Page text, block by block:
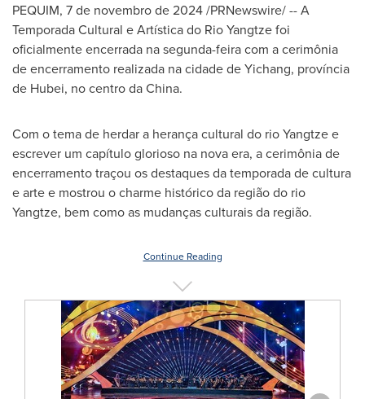
PEQUIM, 7 de novembro de 2024/PRNewswire/ -- A
Temporada Cultural e Artística do Rio Yangtze foi
oficialmente encerrada na segunda-feira com a cerimônia
de encerramento realizada na cidade de Yichang, província
de Hubei, no centro daChina.
Com o tema de herdar a herança cultural do rio Yangtze e
escrever um capítulo glorioso na nova era, a cerimônia de
encerramento traçou os destaques da temporada de cultura
e arte e mostrou o charme histórico da região do rio
Yangtze, bem como as mudanças culturais da região.
Continue Reading